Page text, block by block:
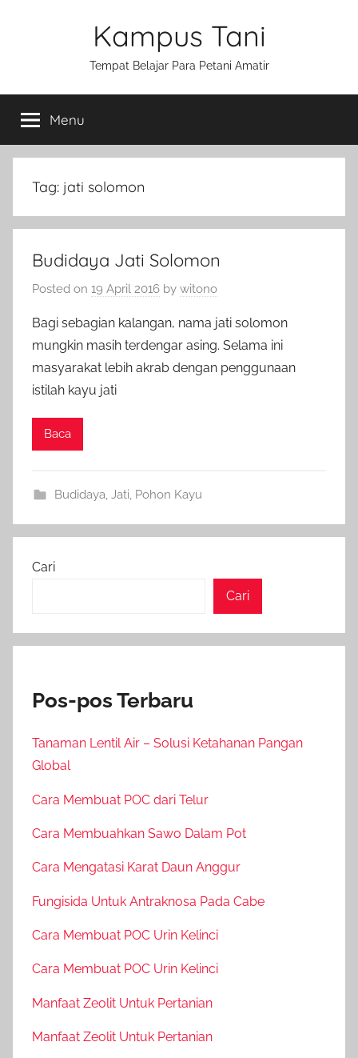
Kampus Tani
Tempat Belajar Para Petani Amatir
Menu
Tag: jati solomon
Budidaya Jati Solomon
Posted on 19 April 2016 by witono
Bagi sebagian kalangan, nama jati solomon
mungkin masih terdengar asing. Selama ini
masyarakat lebih akrab dengan penggunaan
istilah kayu jati
Baca
Budidaya Jati Pohon Kayu
Cari
Cari
Pos-pos Terbaru
Tanaman Lentil Air – Solusi Ketahanan Pangan
Global
Cara Membuat POC dari Telur
Cara Membuahkan Sawo Dalam Pot
Cara Mengatasi Karat Daun Anggur
Fungisida Untuk Antraknosa Pada Cabe
Cara Membuat POC Urin Kelinci
Cara Membuat POC Urin Kelinci
Manfaat Zeolit Untuk Pertanian
Manfaat Zeolit Untuk Pertanian